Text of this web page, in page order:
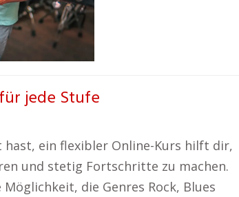
jede Stufe
ein flexibler Online-Kurs hilft dir,
und stetig Fortschritte zu machen.
die Genres Rock, Blues